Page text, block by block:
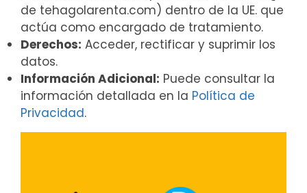
de tehagolarenta.com) dentro de la UE. que
actúa como encargado de tratamiento.
Derechos: Acceder, rectificar y suprimir los
datos.
Información Adicional: Puede consultar la
información detallada en la Política de
Privacidad.